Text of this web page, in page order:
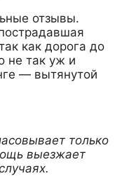
отзывы.
как дорога до
не так уж и
— вытянутой
только
выезжает